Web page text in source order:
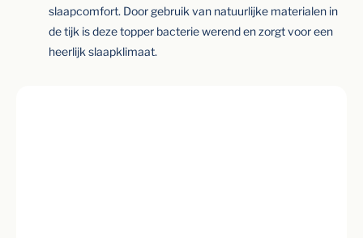
slaapcomfort. Door gebruik van natuurlijke materialen in
de tijk is deze topper bacterie werend en zorgt voor een
heerlijk slaapklimaat.